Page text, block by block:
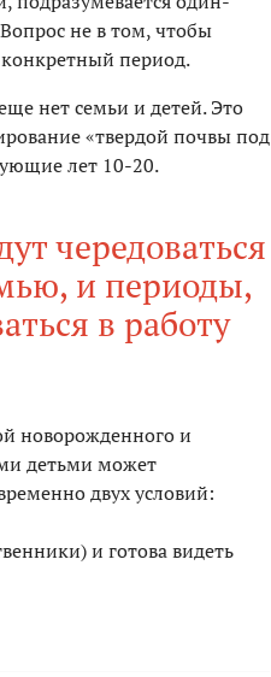
не в том, чтобы
период.
нет семьи и детей. Это
«твердой почвы под
лет 10-20.
чередоваться
и периоды,
в работу
новорожденного и
детьми может
двух условий:
и готова видеть